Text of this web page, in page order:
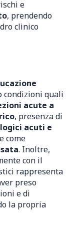
e
, prendendo
clinico
condizioni quali
acute a
, presenza di
acuti e
come
. Inoltre,
con il
rappresenta
preso
e di
la propria